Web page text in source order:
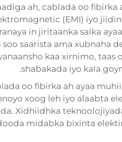
ah, cablada oo fibirka
(EMI) iyo
in jiritaanka salka
saarista ama xubnaha
kaa xirnimo, taas
shabakada iyo kala
oo fibirka ah ayaa
xoog leh iyo alaabta
Xidhiidhka
midabka bixinta